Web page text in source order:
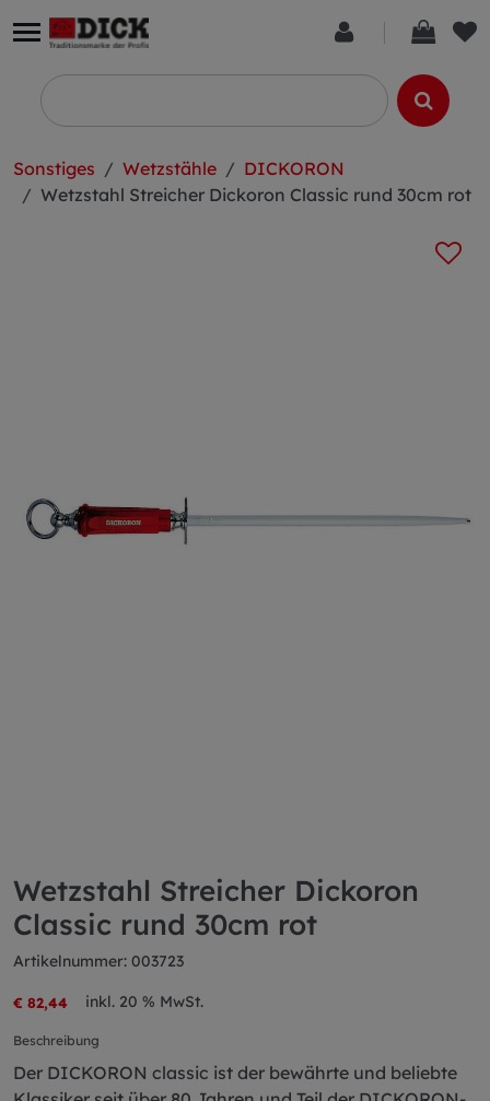
Sonstiges Wetzstähle
DICKORON
Wetzstahl Streicher Dickoron Classic rund 30cm rot
Wetzstahl Streicher Dickoron
Classic rund 30cm rot
Artikelnummer: 003723
€ 82,44 inkl. 20 % MwSt.
Beschreibung
Der DICKORON classic ist der bewährte und beliebte